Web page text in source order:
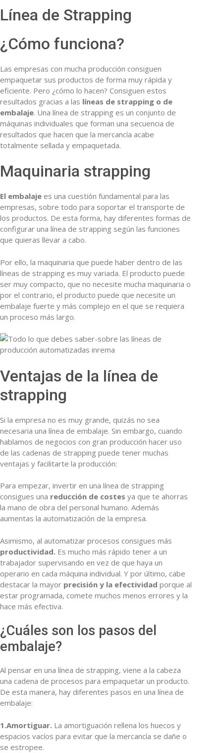
Línea de Strapping
¿Cómo funciona?
Las empresas con mucha producción consiguen
empaquetar sus productos de forma muy rápida y
eficiente. Pero ¿cómo lo hacen? Consiguen estos
resultados gracias a las líneas de strapping o de
embalaje. Una línea de strapping es un conjunto de
máquinas individuales que forman una secuencia de
resultados que hacen que la mercancía acabe
totalmente sellada y empaquetada.
Maquinaria strapping
El embalaje es una cuestión fundamental para las
empresas, sobre todo para soportar el transporte de
los productos. De esta forma, hay diferentes formas de
configurar una línea de strapping según las funciones
que quieras llevar a cabo.
Por ello, la maquinaria que puede haber dentro de las
líneas de strapping es muy variada. El producto puede
ser muy compacto, que no necesite mucha maquinaria o
por el contrario, el producto puede que necesite un
embalaje fuerte y más complejo en el que se requiera
un proceso más largo.
Ventajas de la línea de
strapping
Si la empresa no es muy grande, quizás no sea
necesaria una línea de embalaje. Sin embargo, cuando
hablamos de negocios con gran producción hacer uso
de las cadenas de strapping puede tener muchas
ventajas y facilitarte la producción:
Para empezar, invertir en una línea de strapping
consigues una reducción de costes ya que te ahorras
la mano de obra del personal humano. Además
aumentas la automatización de la empresa.
Asimismo, al automatizar procesos consigues más
productividad. Es mucho más rápido tener a un
trabajador supervisando en vez de que haya un
operario en cada máquina individual. Y por último, cabe
destacar la mayor precisión y la efectividad porque al
estar programada, comete muchos menos errores y la
hace más efectiva.
¿Cuáles son los pasos del
embalaje?
Al pensar en una línea de strapping, viene a la cabeza
una cadena de procesos para empaquetar un producto.
De esta manera, hay diferentes pasos en una línea de
embalaje:
1.Amortiguar. La amortiguación rellena los huecos y
espacios vacíos para evitar que la mercancía se dañe o
se estropee.